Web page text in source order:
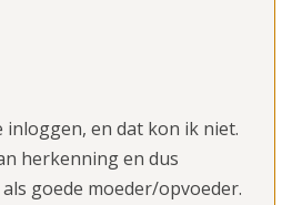
inloggen, en dat kon ik niet.
herkenning en dus
goede moeder/opvoeder.